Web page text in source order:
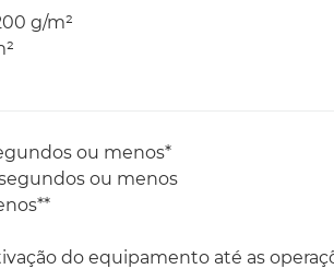
g/m²
ou menos*
ou menos
do equipamento até as